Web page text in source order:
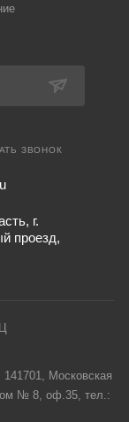
ЗВОНОК
г.
проезд,
Московская
№ 8, оф.35, тел.: